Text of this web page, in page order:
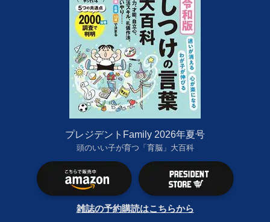
プレジデントFamily 2026年夏号
頭のいい子が育つ「育脳」大百科
雑誌の予約購読はこちらから